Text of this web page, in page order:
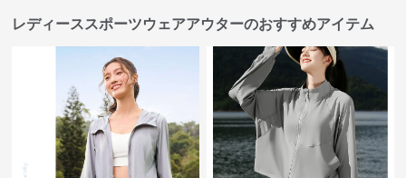
レディーススポーツウェアアウターのおすすめアイテム